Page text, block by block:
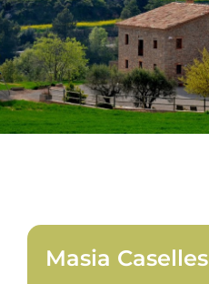
Planifica
Masia Caselles